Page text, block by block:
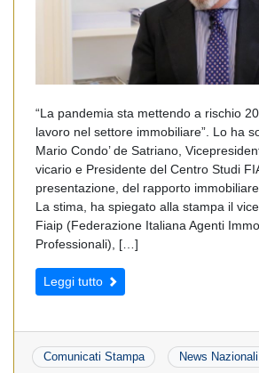
“La pandemia sta mettendo a rischio
lavoro nel settore immobiliare”. Lo ha
Mario Condo’ de Satriano,
vicario e Presidente del Centro Studi
presentazione, del rapporto
La stima, ha spiegato alla stampa il
Fiaip (Federazione Italiana Agenti
Professionali), […]
Leggi tutto
Comunicati Stampa News Nazionali